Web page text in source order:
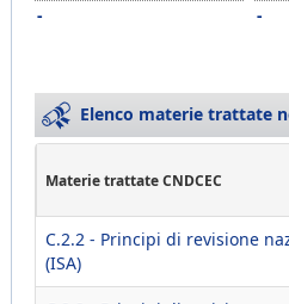
- -
Elenco materie trattate
Materie trattate CNDCEC
C.2.2 - Principi di revisione
(ISA)